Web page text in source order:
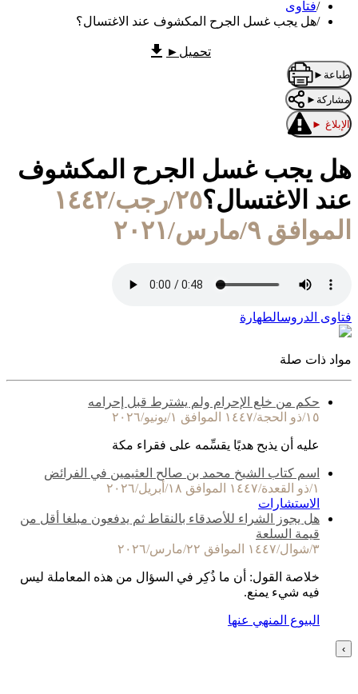
/فتاوى
/هل يجب غسل الجرح المكشوف عند الاغتسال؟
تحميل ►
طباعة ►
مشاركة ►
الإبلاغ ►
هل يجب غسل الجرح المكشوف
عند الاغتسال؟
٢٥/رجب/١٤٤٢
الموافق ٩/مارس/٢٠٢١
فتاوى الدروسالطهارة
مواد ذات صلة
حكم من خلع الإحرام ولم يشترط قبل إحرامه
١٥/ذو الحجة/١٤٤٧ الموافق ١/يونيو/٢٠٢٦
عليه أن يذبح هديًا يقسِّمه على فقراء مكة
اسم كتاب الشيخ محمد بن صالح العثيمين في الفرائض
١/ذو القعدة/١٤٤٧ الموافق ١٨/أبريل/٢٠٢٦
الاستشارات
هل يجوز الشراء للأصدقاء بالنقاط ثم يدفعون مبلغا أقل من
قيمة السلعة
٣/شوال/١٤٤٧ الموافق ٢٢/مارس/٢٠٢٦
خلاصة القول: أن ما ذُكِر في السؤال من هذه المعاملة ليس
فيه شيء يمنع.
البيوع المنهي عنها
›